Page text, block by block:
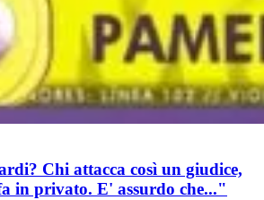
Chi attacca così un giudice,
in privato. E' assurdo che..."